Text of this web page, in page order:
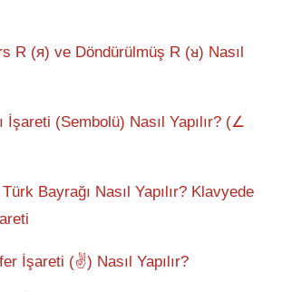
R (я) ve Döndürülmüş R (ᴚ) Nasıl
İşareti (Sembolü) Nasıl Yapılır? (∠
Bayrağı Nasıl Yapılır? Klavyede
İşareti (✌) Nasıl Yapılır?